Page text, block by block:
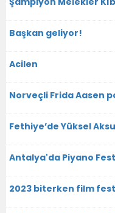
Başkan geliyor!
Acilen
Norveçli Frida Aasen
Fethiye’de Yüksel
Antalya'da Piyano
2023 biterken film